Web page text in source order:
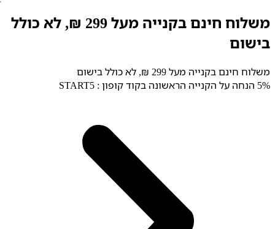
דלג
לתוכן
משלוח חינם בקנייה מעל 299 ₪, לא כולל
בישום
משלוח חינם בקנייה מעל 299 ₪, לא כולל בישום
5% הנחה על הקנייה הראשונה בקוד קופון : START5